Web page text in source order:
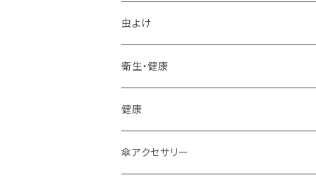
箸置き
その他
フォーク
ティーポット
虫よけ
衛生・健康
健康
傘アクセサリー